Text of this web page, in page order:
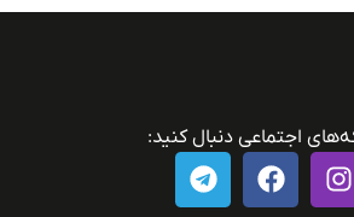
اجتماعی دنبال کنید: